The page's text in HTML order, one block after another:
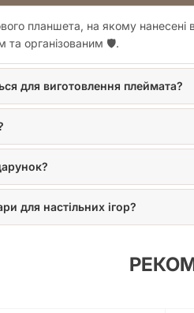
планшета, на якому нанесені
та організованим 🛡️.
для виготовлення плеймата?
для настільних ігор?